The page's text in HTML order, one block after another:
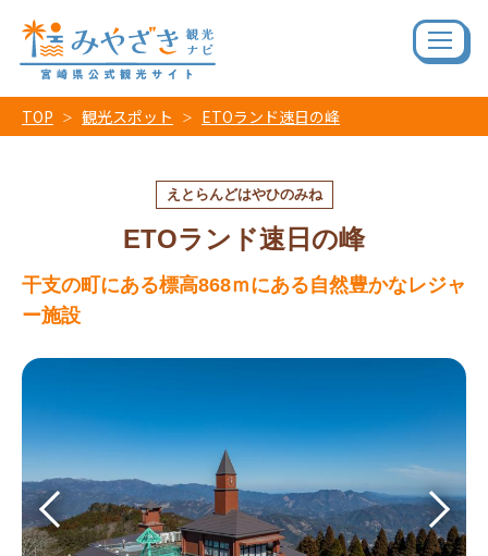
TOP 観光スポット ETOランド速日の峰
えとらんどはやひのみね
ETOランド速日の峰
干支の町にある標高868ｍにある自然豊かなレジャ
ー施設